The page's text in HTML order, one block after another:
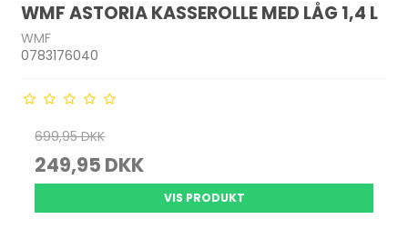
WMF ASTORIA KASSEROLLE MED LÅG 1,4 L
WMF
0783176040
699,95 DKK
249,95 DKK
VIS PRODUKT